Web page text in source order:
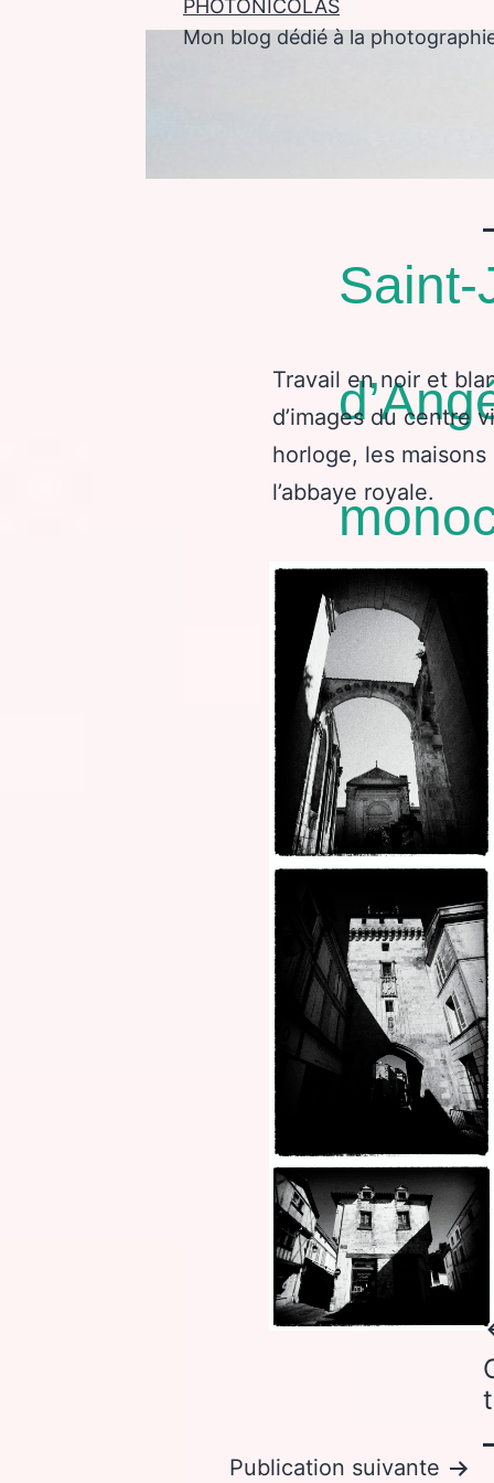
PHOTONICOLAS
Mon blog dédié à la
Saint-
Travail en noir et
d’images du centre
horloge, les
l’abbaye royale.
Publication suivante